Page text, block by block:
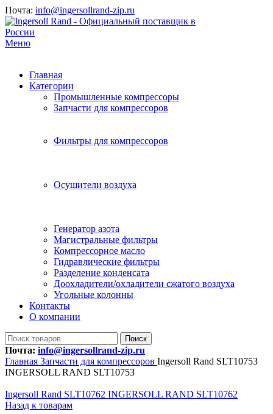
Почта: info@ingersollrand-zip.ru
Меню
Главная
Категории
Промышленные компрессоры
Запчасти для компрессоров
Фильтры для компрессоров
Осушители воздуха
Генератор азота
Магистральные фильтры
Компрессорное масло
Гидравлические фильтры
Разделение конденсата
Доохладители/охладители сжатого воздуха
Угольные колонны
Контакты
О компании
Поиск
Почта: info@ingersollrand-zip.ru
Главная Запчасти для компрессоров Ingersoll Rand SLT10753
INGERSOLL RAND SLT10753
Ingersoll Rand SLT10762 INGERSOLL RAND SLT10762
Назад к товарам